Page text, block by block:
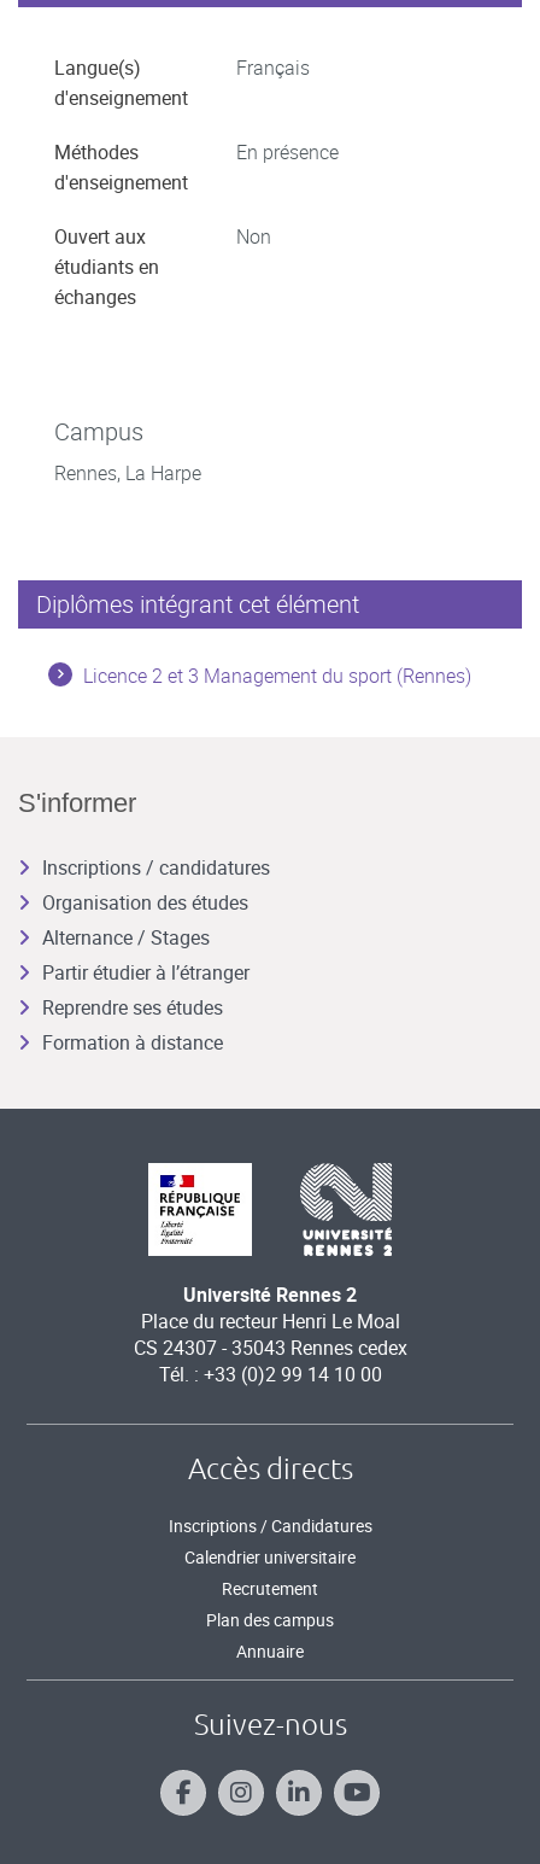
Langue(s)
d'enseignement
Français
Méthodes
d'enseignement
En présence
Ouvert aux
étudiants en
échanges
Non
Campus
Rennes, La Harpe
Diplômes intégrant cet élément
Licence 2 et 3 Management du sport (Rennes)
S'informer
Inscriptions / candidatures
Organisation des études
Alternance / Stages
Partir étudier à l’étranger
Reprendre ses études
Formation à distance
Université Rennes 2
Place du recteur Henri Le Moal
CS 24307 - 35043 Rennes cedex
Tél. : +33 (0)2 99 14 10 00
Accès directs
Inscriptions / Candidatures
Calendrier universitaire
Recrutement
Plan des campus
Annuaire
Suivez-nous